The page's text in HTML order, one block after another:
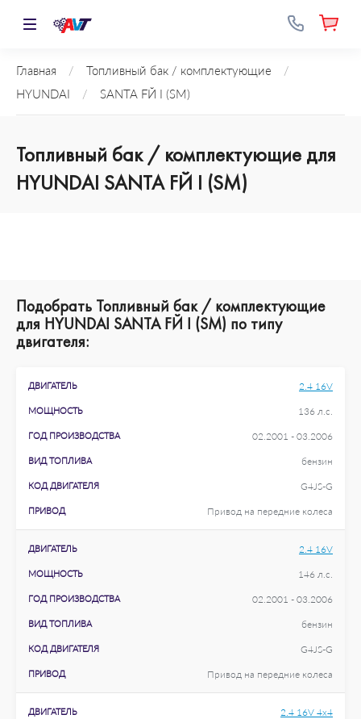
Главная / Топливный бак / комплектующие
/
HYUNDAI
/ SANTA FЙ I (SM)
Топливный бак / комплектующие для
HYUNDAI SANTA FЙ I (SM)
Подобрать Топливный бак / комплектующие
для HYUNDAI SANTA FЙ I (SM) по типу
двигателя:
ДВИГАТЕЛЬ 2.4 16V
МОЩНОСТЬ 136 л.с.
ГОД ПРОИЗВОДСТВА 02.2001 - 03.2006
ВИД ТОПЛИВА бензин
КОД ДВИГАТЕЛЯ G4JS-G
ПРИВОД Привод на передние колеса
ДВИГАТЕЛЬ 2.4 16V
МОЩНОСТЬ 146 л.с.
ГОД ПРОИЗВОДСТВА 02.2001 - 03.2006
ВИД ТОПЛИВА бензин
КОД ДВИГАТЕЛЯ G4JS-G
ПРИВОД Привод на передние колеса
ДВИГАТЕЛЬ 2.4 16V 4x4